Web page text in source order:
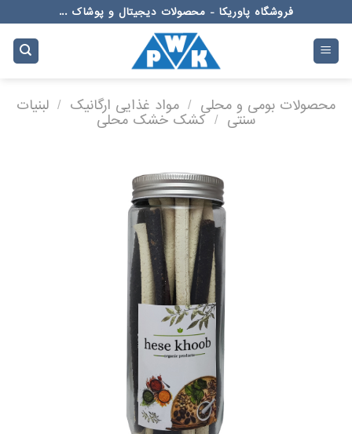
to
content
فروشگاه پاوریکا - محصولات دیجیتال و پوشاک ...
محصولات بومی و محلی / مواد غذایی ارگانیک / لبنیات
سنتی / کشک خشک محلی